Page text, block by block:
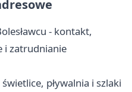
- kontakt,
i zatrudnianie
pływalnia i szlaki